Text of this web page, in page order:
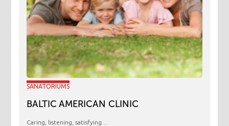
SANATORIUMS
BALTIC AMERICAN CLINIC
Caring, listening, satisfying…